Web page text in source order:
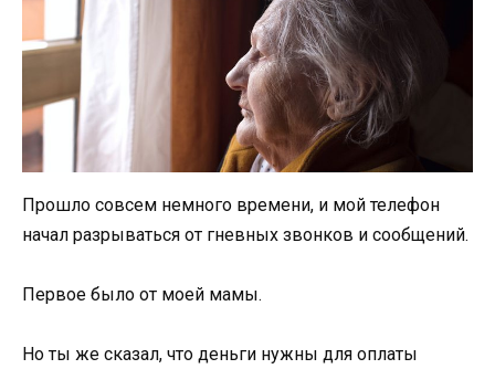
Прошло совсем немного времени, и мой телефон
начал разрываться от гневных звонков и сообщений.
Первое было от моей мамы.
Но ты же сказал, что деньги нужны для оплаты